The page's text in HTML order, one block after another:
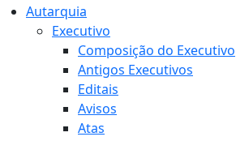
Autarquia
Executivo
Composição do Executivo
Antigos Executivos
Editais
Avisos
Atas